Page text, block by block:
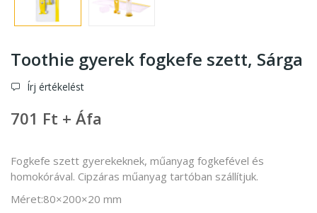
Toothie gyerek fogkefe szett, Sárga
Írj értékelést
701 Ft + Áfa
Fogkefe szett gyerekeknek, műanyag fogkefével és
homokórával. Cipzáras műanyag tartóban szállítjuk.
Méret:80×200×20 mm